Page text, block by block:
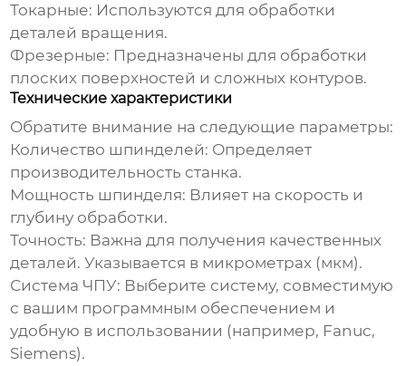
Токарные: Используются для обработки
деталей вращения.
Фрезерные: Предназначены для обработки
плоских поверхностей и сложных контуров.
Технические характеристики
Обратите внимание на следующие параметры:
Количество шпинделей: Определяет
производительность станка.
Мощность шпинделя: Влияет на скорость и
глубину обработки.
Точность: Важна для получения качественных
деталей. Указывается в микрометрах (мкм).
Система ЧПУ: Выберите систему, совместимую
с вашим программным обеспечением и
удобную в использовании (например, Fanuc,
Siemens).